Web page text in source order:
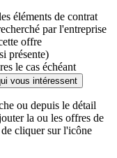
éléments de contrat
par l'entreprise
offre
présente)
le cas échéant
vous intéressent
ou depuis le détail
la ou les offres de
cliquer sur l'icône